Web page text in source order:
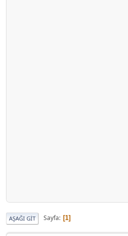
AŞAĞI GIT Sayfa 1